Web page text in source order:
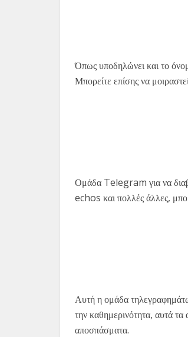
Όπως υποδηλώνει και το
Μπορείτε επίσης να
Ομάδα Telegram για να
echos και πολλές άλλες,
Αυτή η ομάδα
την καθημερινότητα, αυτά
αποσπάσματα.